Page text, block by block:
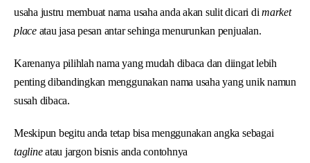
usaha justru membuat nama usaha anda akan sulit dicari di market
placeatau jasa pesan antar sehinga menurunkan penjualan.
Karenanya pilihlah nama yang mudah dibaca dan diingat lebih
penting dibandingkan menggunakan nama usaha yang unik namun
susah dibaca.
Meskipun begitu anda tetap bisa menggunakan angka sebagai
taglineatau jargon bisnis anda contohnya